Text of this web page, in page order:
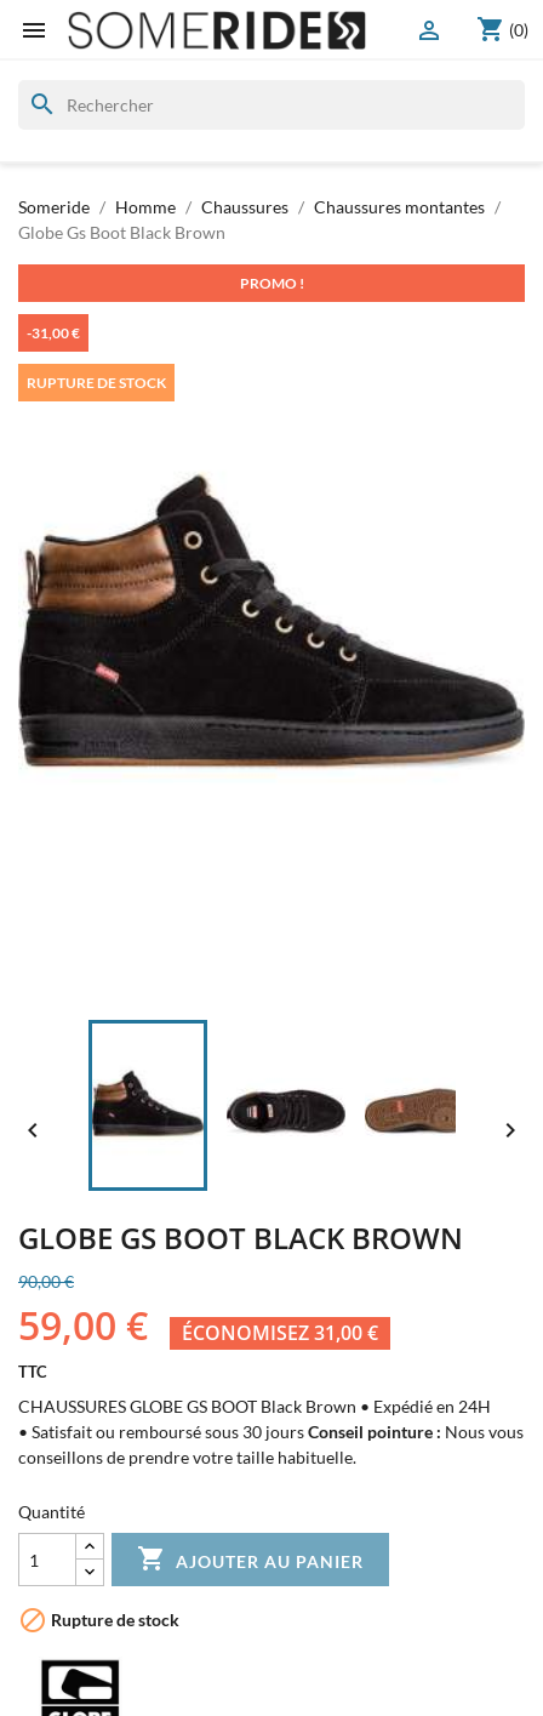
 shopping_cart (0)

search
Someride Homme Chaussures
Chaussures montantes
Globe Gs Boot Black Brown
PROMO !
-31,00 €
RUPTURE DE STOCK
 
GLOBE GS BOOT BLACK BROWN
90,00 €
59,00 € ÉCONOMISEZ 31,00 €
TTC
CHAUSSURES GLOBE GS BOOT Black Brown • Expédié en 24H
• Satisfait ou remboursé sous 30 joursConseil pointure : Nous vous
conseillons de prendre votre taille habituelle.
Quantité
 AJOUTER AU PANIER
 Rupture de stock